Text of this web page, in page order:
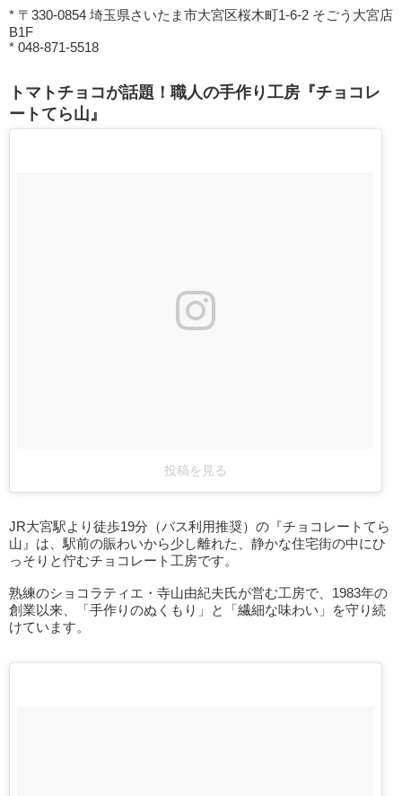
* 〒330-0854 埼玉県さいたま市大宮区桜木町1-6-2 そごう大宮店
B1F
* 048-871-5518
トマトチョコが話題！職人の手作り工房『チョコレ
ートてら山』
投稿を見る
JR大宮駅より徒歩19分（バス利用推奨）の『チョコレートてら
山』は、駅前の賑わいから少し離れた、静かな住宅街の中にひ
っそりと佇むチョコレート工房です。
熟練のショコラティエ・寺山由紀夫氏が営む工房で、1983年の
創業以来、「手作りのぬくもり」と「繊細な味わい」を守り続
けています。